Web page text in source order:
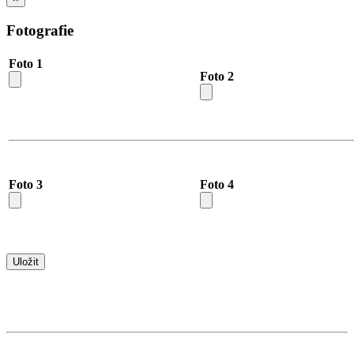
Fotografie
Foto 1
Foto 2
Foto 3 Foto 4